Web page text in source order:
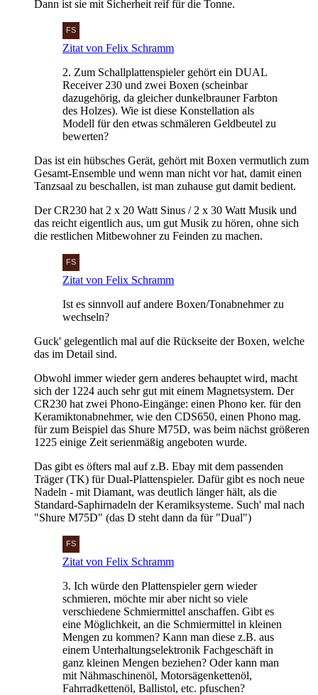
Dann ist sie mit Sicherheit reif für die Tonne.
Zitat von Felix Schramm
2. Zum Schallplattenspieler gehört ein DUAL
Receiver 230 und zwei Boxen (scheinbar
dazugehörig, da gleicher dunkelbrauner Farbton
des Holzes). Wie ist diese Konstellation als
Modell für den etwas schmäleren Geldbeutel zu
bewerten?
Das ist ein hübsches Gerät, gehört mit Boxen vermutlich zum
Gesamt-Ensemble und wenn man nicht vor hat, damit einen
Tanzsaal zu beschallen, ist man zuhause gut damit bedient.
Der CR230 hat 2 x 20 Watt Sinus / 2 x 30 Watt Musik und
das reicht eigentlich aus, um gut Musik zu hören, ohne sich
die restlichen Mitbewohner zu Feinden zu machen.
Zitat von Felix Schramm
Ist es sinnvoll auf andere Boxen/Tonabnehmer zu
wechseln?
Guck' gelegentlich mal auf die Rückseite der Boxen, welche
das im Detail sind.
Obwohl immer wieder gern anderes behauptet wird, macht
sich der 1224 auch sehr gut mit einem Magnetsystem. Der
CR230 hat zwei Phono-Eingänge: einen Phono ker. für den
Keramiktonabnehmer, wie den CDS650, einen Phono mag.
für zum Beispiel das Shure M75D, was beim nächst größeren
1225 einige Zeit serienmäßig angeboten wurde.
Das gibt es öfters mal auf z.B. Ebay mit dem passenden
Träger (TK) für Dual-Plattenspieler. Dafür gibt es noch neue
Nadeln - mit Diamant, was deutlich länger hält, als die
Standard-Saphirnadeln der Keramiksysteme. Such' mal nach
"Shure M75D" (das D steht dann da für "Dual")
Zitat von Felix Schramm
3. Ich würde den Plattenspieler gern wieder
schmieren, möchte mir aber nicht so viele
verschiedene Schmiermittel anschaffen. Gibt es
eine Möglichkeit, an die Schmiermittel in kleinen
Mengen zu kommen? Kann man diese z.B. aus
einem Unterhaltungselektronik Fachgeschäft in
ganz kleinen Mengen beziehen? Oder kann man
mit Nähmaschinenöl, Motorsägenkettenöl,
Fahrradkettenöl, Ballistol, etc. pfuschen?